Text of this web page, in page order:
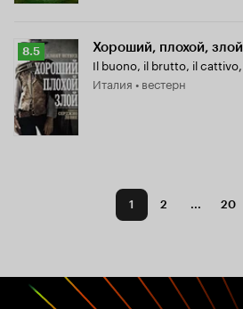
Рейтинг
Кинопоиска
8.5
8.5 Хороший, плохой, злой
Il buono, il brutto, il cattivo,
Италия • вестерн
1 2 ... 20